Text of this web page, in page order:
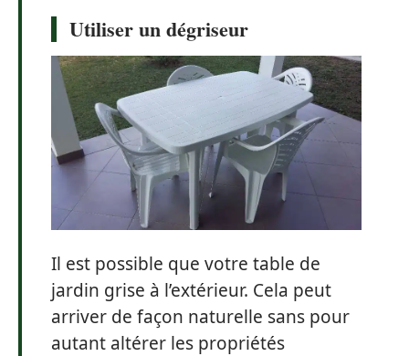
Utiliser un dégriseur
Il est possible que votre table de
jardin grise à l’extérieur. Cela peut
arriver de façon naturelle sans pour
autant altérer les propriétés